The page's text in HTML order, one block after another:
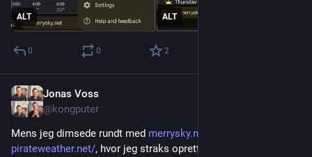
ALT ALT
0 0 2
Jonas Voss
@kongputer
Mens jeg dimsede rundt med merrysky.net
pirateweather.net/, hvor jeg straks oprettede mig så jeg kunne